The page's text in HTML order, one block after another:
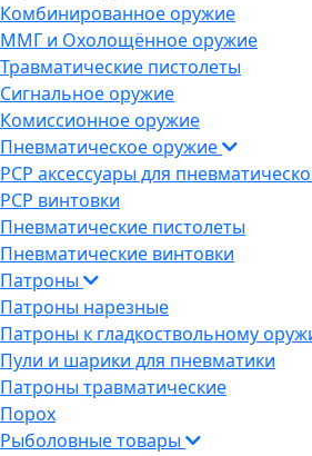
Комбинированное оружие
ММГ и Охолощённое оружие
Травматические пистолеты
Сигнальное оружие
Комиссионное оружие
Пневматическое оружие
PCP аксессуары для
PCP винтовки
Пневматические пистолеты
Пневматические винтовки
Патроны
Патроны нарезные
Патроны к гладкоствольному
Пули и шарики для пневматики
Патроны травматические
Порох
Рыболовные товары